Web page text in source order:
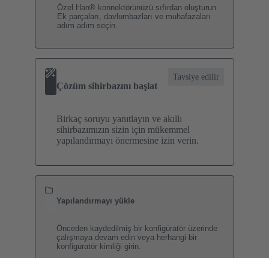
Özel Han® konnektörünüzü sıfırdan oluşturun.
Ek parçaları, davlumbazları ve muhafazaları
adım adım seçin.
Çözüm sihirbazını başlat
Tavsiye edilir
Birkaç soruyu yanıtlayın ve akıllı
sihirbazımızın sizin için mükemmel
yapılandırmayı önermesine izin verin.
Yapılandırmayı yükle
Önceden kaydedilmiş bir konfigüratör üzerinde
çalışmaya devam edin veya herhangi bir
konfigüratör kimliği girin.